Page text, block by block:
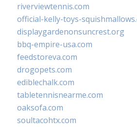
riverviewtennis.com
official-kelly-toys-
displaygardenonsuncrest.org
bbq-empire-usa.com
feedstoreva.com
drogopets.com
ediblechalk.com
tabletennisnearme.com
oaksofa.com
soultacohtx.com